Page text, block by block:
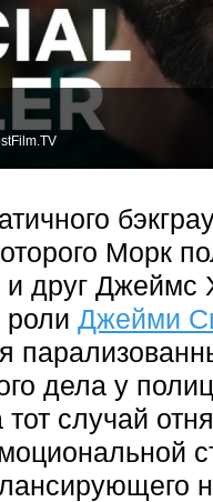
Морк
и друг Джеймс
роли Джейми
дела у
случай